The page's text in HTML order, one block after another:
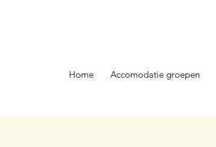
Home Accomodatie groepen